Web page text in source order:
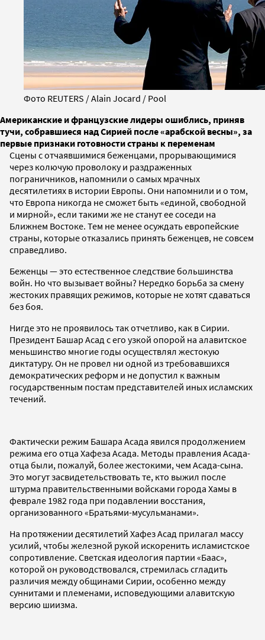
Фото REUTERS / Alain Jocard / Pool
Американские и французские лидеры ошиблись, приняв
тучи, собравшиеся над Сирией после «арабской весны», за
первые признаки готовности страны к переменам
Сцены с отчаявшимися беженцами, прорывающимися
через колючую проволоку и раздраженных
пограничников, напомнили о самых мрачных
десятилетиях в истории Европы. Они напомнили и о том,
что Европа никогда не сможет быть «единой, свободной
и мирной», если такими же не станут ее соседи на
Ближнем Востоке. Тем не менее осуждать европейские
страны, которые отказались принять беженцев, не совсем
справедливо.
Беженцы — это естественное следствие большинства
войн. Но что вызывает войны? Нередко борьба за смену
жестоких правящих режимов, которые не хотят сдаваться
без боя.
Нигде это не проявилось так отчетливо, как в Сирии.
Президент Башар Асад с его узкой опорой на алавитское
меньшинство многие годы осуществлял жестокую
диктатуру. Он не провел ни одной из требовавшихся
демократических реформ и не допустил к важным
государственным постам представителей иных исламских
течений.
Фактически режим Башара Асада явился продолжением
режима его отца Хафеза Асада. Методы правления Асада-
отца были, пожалуй, более жестокими, чем Асада-сына.
Это могут засвидетельствовать те, кто выжил после
штурма правительственными войсками города Хамы в
феврале 1982 года при подавлении восстания,
организованного «Братьями-мусульманами».
На протяжении десятилетий Хафез Асад прилагал массу
усилий, чтобы железной рукой искоренить исламистское
сопротивление. Светская идеология партии «Баас»,
которой он руководствовался, стремилась сгладить
различия между общинами Сирии, особенно между
суннитами и племенами, исповедующими алавитскую
версию шиизма.